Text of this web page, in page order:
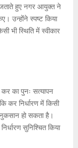
हुए नगर आयुक्त ने
उन्होंने स्पष्ट किया
भी स्थिति में स्वीकार
का पुनः सत्यापन
कर निर्धारण में किसी
हो सकता है।
सुनिश्चित किया